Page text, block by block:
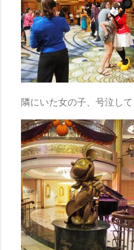
隣にいた女の子、号泣し